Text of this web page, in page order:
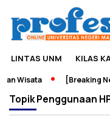
LINTAS UNM KILAS
Wisata [Breaking
TopikPenggunaan